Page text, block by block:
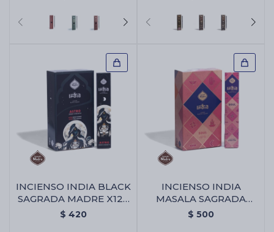
INCIENSO INDIA BLACK
SAGRADA MADRE X12 -
Astro
$ 420
INCIENSO INDIA
MASALA SAGRADA
MADRE X12 - Alma
$ 500